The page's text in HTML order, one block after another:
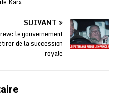
Kara
SUIVANT
le gouvernement
de la succession
royale